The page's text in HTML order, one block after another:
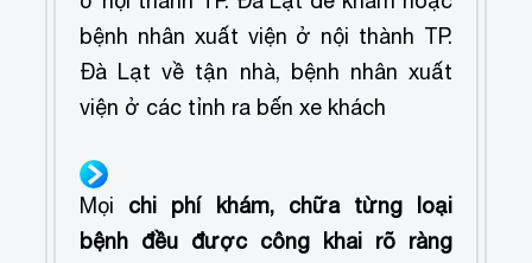
bệnh nhân xuất viện ở nội thành TP.
Đà Lạt về tận nhà, bệnh nhân xuất
viện ở các tỉnh ra bến xe khách
Mọi chi phí khám, chữa từng loại
bệnh đều được công khai rõ ràng